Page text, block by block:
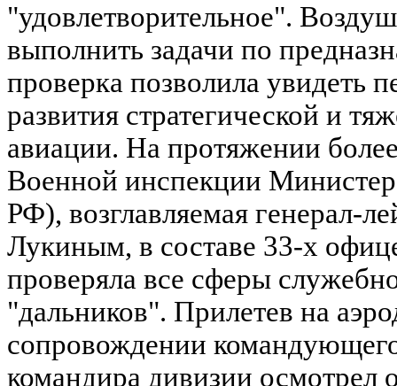
"удовлетворительное".
выполнить задачи по
проверка позволила увидеть
развития стратегической и
авиации. На протяжении
Военной инспекции
РФ), возглавляемая генерал-
Лукиным, в составе 33-х
проверяла все сферы
"дальников". Прилетев на
сопровождении
командира дивизии осмотрел